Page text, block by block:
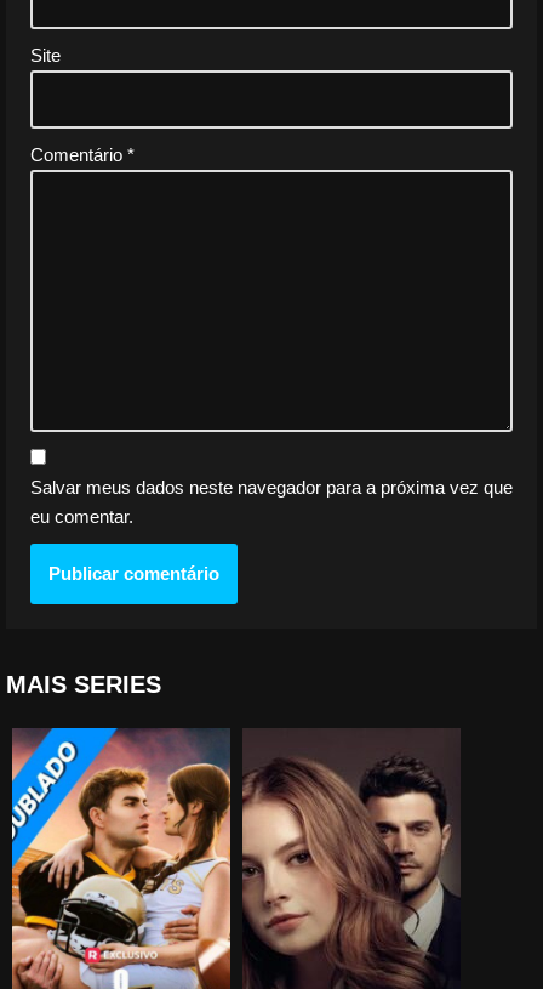
Site
Comentário *
Salvar meus dados neste navegador para a próxima vez que
eu comentar.
MAIS SERIES